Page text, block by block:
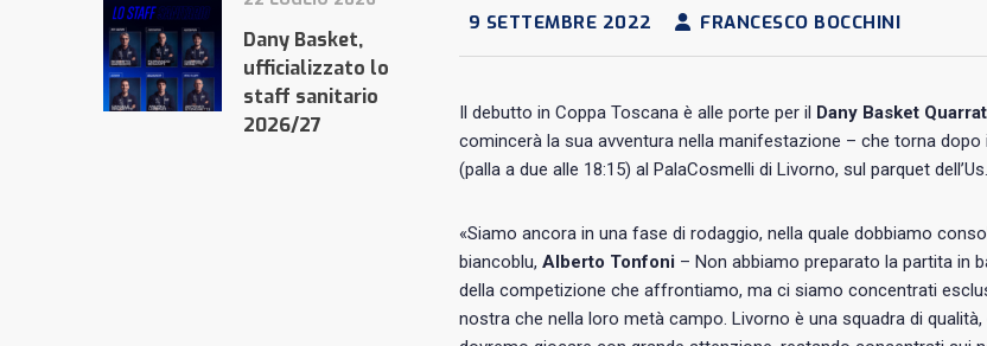
9 SETTEMBRE 2022 FRANCESCO BOCCHINI
Il debutto in Coppa Toscana è alle porte per il Dany Basket
comincerà la sua avventura nella manifestazione – che torna
(palla a due alle 18:15) al PalaCosmelli di Livorno, sul parquet dell’Us.
«Siamo ancora in una fase di rodaggio, nella quale dobbiamo
biancoblu, Alberto Tonfoni – Non abbiamo preparato la partita in
della competizione che affrontiamo, ma ci siamo concentrati
nostra che nella loro metà campo. Livorno è una squadra di
Dany Basket,
ufficializzato lo
staff sanitario
2026/27